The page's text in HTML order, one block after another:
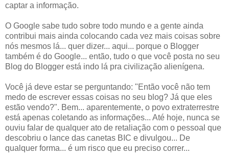
captar a informação.
O Google sabe tudo sobre todo mundo e a gente ainda
contribui mais ainda colocando cada vez mais coisas sobre
nós mesmos lá... quer dizer... aqui... porque o Blogger
também é do Google... então, tudo o que você posta no seu
Blog do Blogger está indo lá pra civilização alienígena.
Você já deve estar se perguntando: "Então você não tem
medo de escrever essas coisas no seu blog? Já que eles
estão vendo?". Bem... aparentemente, o povo extraterrestre
está apenas coletando as informações... Até hoje, nunca se
ouviu falar de qualquer ato de retaliação com o pessoal que
descobriu o lance das canetas BIC e divulgou... De
qualquer forma... é um risco que eu preciso correr...